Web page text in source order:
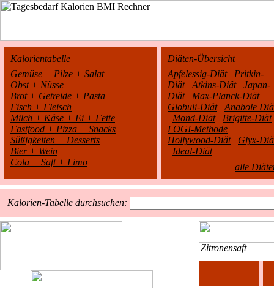
Kalorientabelle
Gemüse + Pilze + Salat
Obst + Nüsse
Brot + Getreide + Pasta
Fisch + Fleisch
Milch + Käse + Ei + Fette
Fastfood + Pizza + Snacks
Süßigkeiten + Desserts
Bier + Wein
Cola + Saft + Limo
Diäten-Übersicht
Apfelessig-Diät
Pritkin-
Diät
Atkins-Diät
Japan-
Diät
Max-Planck-Diät
Globuli-Diät
Anabole
Mond-Diät
Brigitte-Diät
LOGI-Methode
Hollywood-Diät
Glyx-
Ideal-Diät
alle
Kalorien-Tabelle durchsuchen:
Zitronensaft